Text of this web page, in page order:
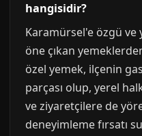
hangisidir?
Karamürsel'e özgü ve
öne çıkan
özel yemek, ilçenin
parçası olup, yerel
ve ziyaretçilere de
deneyimleme fırsatı